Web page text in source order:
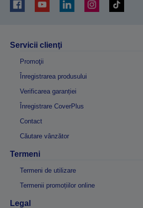
Servicii clienţi
Promoţii
Înregistrarea produsului
Verificarea garanției
Înregistrare CoverPlus
Contact
Căutare vânzător
Termeni
Termeni de utilizare
Termenii promoțiilor online
Legal